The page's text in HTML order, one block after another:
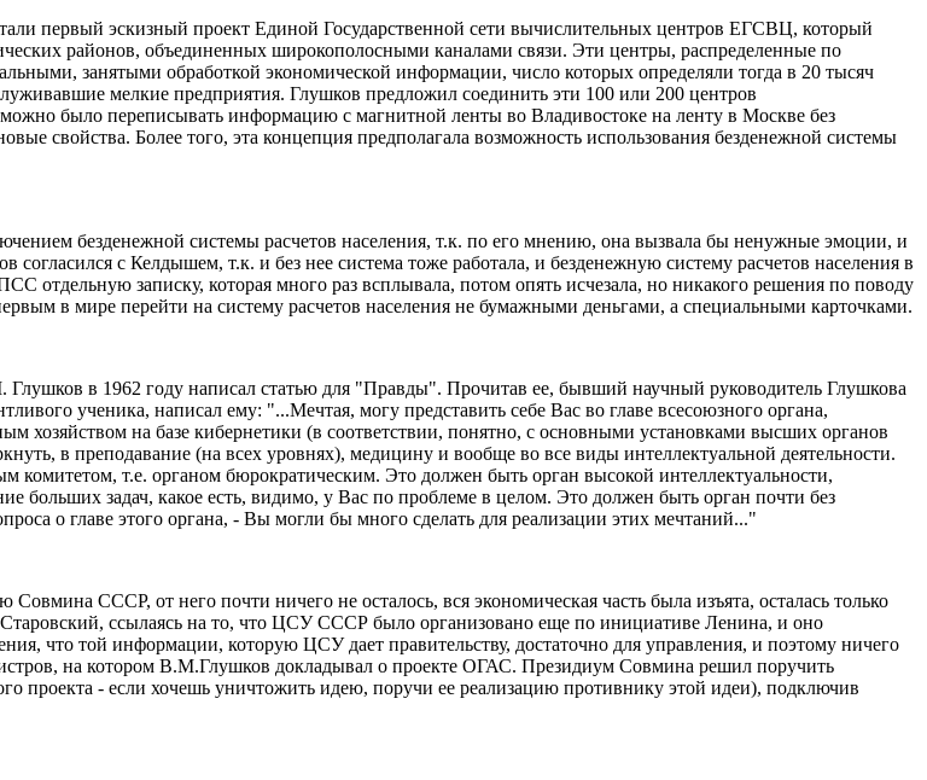
первый эскизный проект Единой Государственной сети вычислительных центров ЕГСВЦ, который
районов, объединенных широкополосными каналами связи. Эти центры, распределенные по
занятыми обработкой экономической информации, число которых определяли тогда в 20 тысяч
мелкие предприятия. Глушков предложил соединить эти 100 или 200 центров
было переписывать информацию с магнитной ленты во Владивостоке на ленту в Москве без
свойства. Более того, эта концепция предполагала возможность использования безденежной системы
безденежной системы расчетов населения, т.к. по его мнению, она вызвала бы ненужные эмоции, и
с Келдышем, т.к. и без нее система тоже работала, и безденежную систему расчетов населения в
записку, которая много раз всплывала, потом опять исчезала, но никакого решения по поводу
в мире перейти на систему расчетов населения не бумажными деньгами, а специальными карточками.
в 1962 году написал статью для "Правды". Прочитав ее, бывший научный руководитель Глушкова
ученика, написал ему: "...Мечтая, могу представить себе Вас во главе всесоюзного органа,
хозяйством на базе кибернетики (в соответствии, понятно, с основными установками высших органов
в преподавание (на всех уровнях), медицину и вообще во все виды интеллектуальной деятельности.
комитетом, т.е. органом бюрократическим. Это должен быть орган высокой интеллектуальности,
больших задач, какое есть, видимо, у Вас по проблеме в целом. Это должен быть орган почти без
о главе этого органа, - Вы могли бы много сделать для реализации этих мечтаний..."
СССР, от него почти ничего не осталось, вся экономическая часть была изъята, осталась только
ссылаясь на то, что ЦСУ СССР было организовано еще по инициативе Ленина, и оно
что той информации, которую ЦСУ дает правительству, достаточно для управления, и поэтому ничего
на котором В.М.Глушков докладывал о проекте ОГАС. Президиум Совмина решил поручить
проекта - если хочешь уничтожить идею, поручи ее реализацию противнику этой идеи), подключив